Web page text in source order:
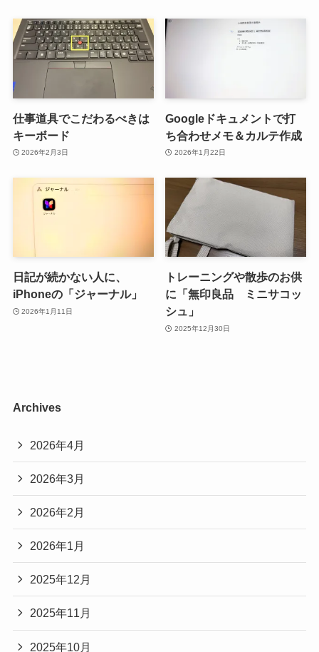
仕事道具でこだわるべきは
キーボード
2026年2月3日
Googleドキュメントで打
ち合わせメモ＆カルテ作成
2026年1月22日
日記が続かない人に、
iPhoneの「ジャーナル」
2026年1月11日
トレーニングや散歩のお供
に「無印良品 ミニサコッ
シュ」
2025年12月30日
Archives
2026年4月
2026年3月
2026年2月
2026年1月
2025年12月
2025年11月
2025年10月